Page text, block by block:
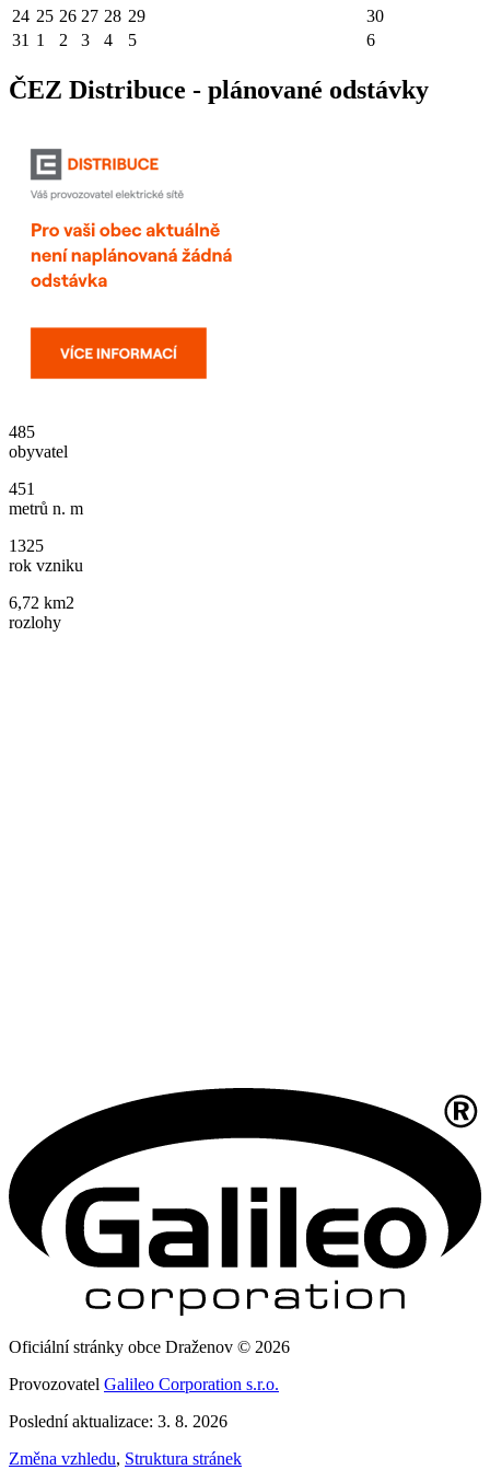
24 25 26 27 28 29
30
31 1 2 3 4 5 6
ČEZ Distribuce - plánované odstávky
485
obyvatel
451
metrů n. m
1325
rok vzniku
6,72 km2
rozlohy
Oficiální stránky obce Draženov © 2026
Provozovatel Galileo Corporation s.r.o.
Poslední aktualizace: 3. 8. 2026
Změna vzhledu, Struktura stránek